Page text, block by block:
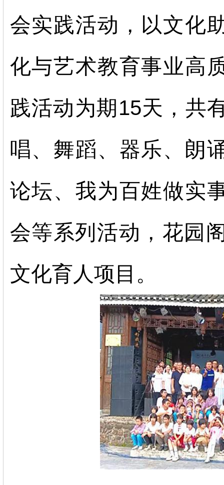
会实践活动，以文化
化与艺术教育事业高
践活动为期 15天 ，共
唱、舞蹈、器乐、朗
论坛、我为百姓做实
会等系列活动， 花园
文化育人项目。